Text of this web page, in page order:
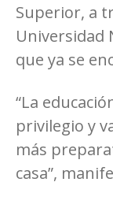
Superior, a
Universidad
que ya se
“La
privilegio y
más
casa”,